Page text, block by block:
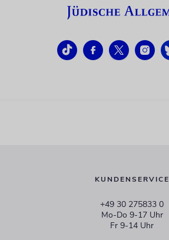
KUNDENSERVICE
+49 30 275833 0
Mo-Do 9-17 Uhr
Fr 9-14 Uhr